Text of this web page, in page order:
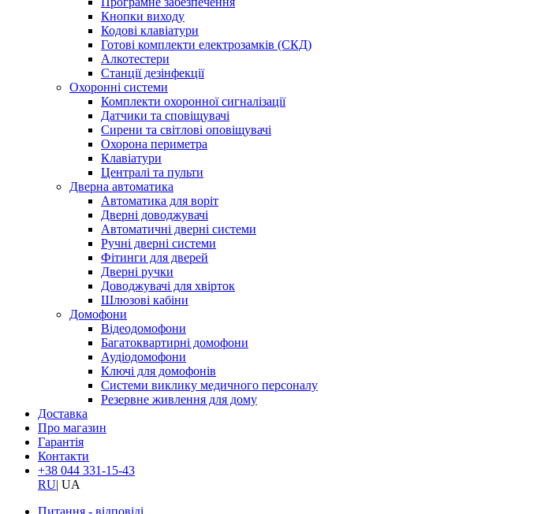
Кнопки виходу
Кодові клавіатури
Готові комплекти електрозамків (СКД)
Алкотестери
Станції дезінфекції
Охоронні системи
Комплекти охоронної сигналізації
Датчики та сповіщувачі
Сирени та світлові оповіщувачі
Охорона периметра
Клавіатури
Централі та пульти
Дверна автоматика
Автоматика для воріт
Дверні доводжувачі
Автоматичні дверні системи
Ручні дверні системи
Фітинги для дверей
Дверні ручки
Доводжувачі для хвірток
Шлюзові кабіни
Домофони
Відеодомофони
Багатоквартирні домофони
Аудіодомофони
Ключі для домофонів
Системи виклику медичного персоналу
Резервне живлення для дому
Доставка
Про магазин
Гарантія
Контакти
+38 044 331-15-43
RU| UA
Питання - відповіді